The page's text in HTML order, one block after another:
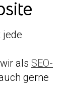
jede
als SEO-
gerne